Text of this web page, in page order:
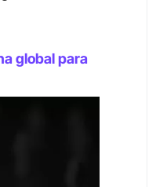
global para